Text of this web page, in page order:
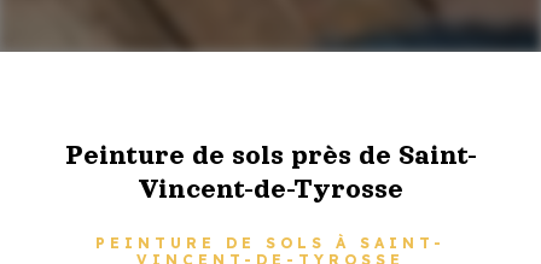
Peinture de sols près de Saint-
Vincent-de-Tyrosse
PEINTURE DE SOLS À SAINT-
VINCENT-DE-TYROSSE